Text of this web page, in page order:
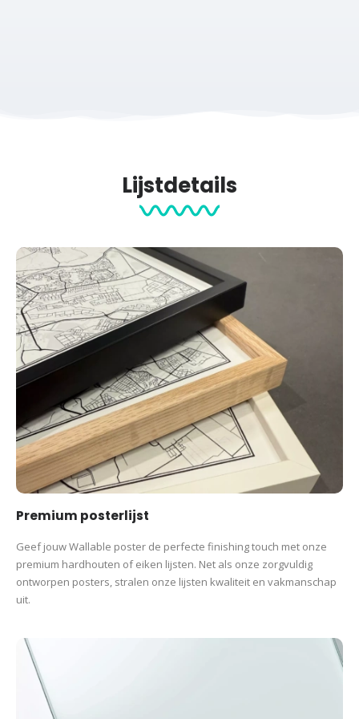
Het Circuit Zandvoort
Hollandse duinen en is sinds 1948 een begrip in de
internationale autosport. Het circuit staat bekend om
spectaculaire bochten zoals de Tarzanbocht,
Hugenholtzbocht, Scheivlak en de kombochten die sinds de
terugkeer van de Formule 1 zijn aangelegd.
Na de terugkeer van de Dutch Grand Prix in 2021 groeide
Circuit Zandvoort opnieuw uit tot één van de populairste
circuits op de Formule 1-kalender. De unieke sfeer, de
duizenden Oranje-fans en overwinningen van Max
Verstappen maken ieder raceweekend onvergetelijk.
Verkrijgbaar in vier materialen
Deze circuitprint is verkrijgbaar in verschillende
Poster – verkrijgbaar met of zonder lijst. De lijst is optioneel
verkrijgbaar in zwart, wit of naturel (eiken)
Voor aluminium prints, acrylglas prints en tegeltjes zijn
optionele houders verkrijgbaar in zwart of naturel (eiken).
Lijstdetails
Premium posterlijst
Geef jouw Wallable poster de perfecte finishing touch met onze
premium hardhouten of eiken lijsten. Net als onze zorgvuldig
ontworpen posters, stralen onze lijsten kwaliteit en vakmanschap
uit.